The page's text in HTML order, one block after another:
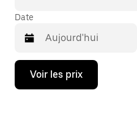
Date
Appuyez
la
Voir les prix